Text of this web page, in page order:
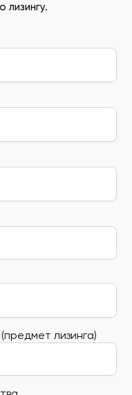
лизинга)